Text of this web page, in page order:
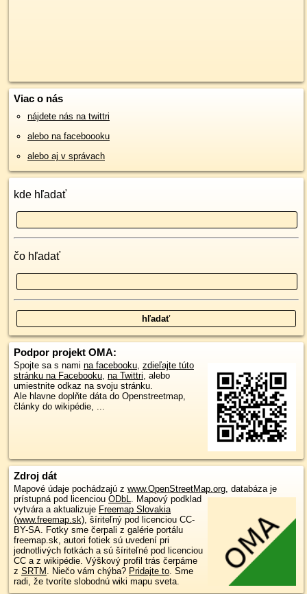
Viac o nás
nájdete nás na twittri
alebo na faceboooku
alebo aj v správach
kde hľadať
čo hľadať
Podpor projekt OMA:
Spojte sa s nami na facebooku, zdieľajte túto
stránku na Facebooku, na Twittri, alebo
umiestnite odkaz na svoju stránku.
Ale hlavne doplňte dáta do Openstreetmap,
články do wikipédie, ...
Zdroj dát
Mapové údaje pochádzajú z www.OpenStreetMap.org, databáza je
prístupná pod licenciou ODbL. Mapový podklad
vytvára a aktualizuje Freemap Slovakia
(www.freemap.sk), šíriteľný pod licenciou CC-
BY-SA. Fotky sme čerpali z galérie portálu
freemap.sk, autori fotiek sú uvedení pri
jednotlivých fotkách a sú šíriteľné pod licenciou
CC a z wikipédie. Výškový profil trás čerpáme
z SRTM . Niečo vám chýba? Pridajte to. Sme
radi, že tvoríte slobodnú wiki mapu sveta.